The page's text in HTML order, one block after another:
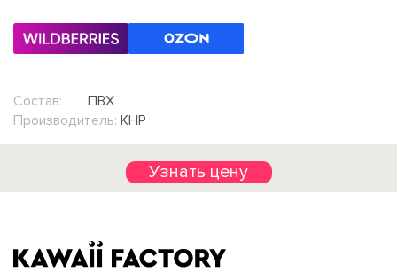
Состав:
ПВХ
Производитель: КНР
Узнать цену